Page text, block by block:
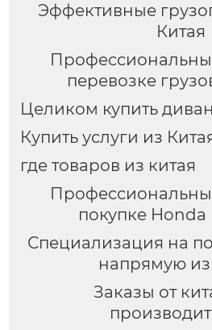
Эффективные
Китая
перевозке
Целиком купить
Купить услуги из
где товаров из китая
покупке Honda
Специализация на
напрямую из
Заказы от